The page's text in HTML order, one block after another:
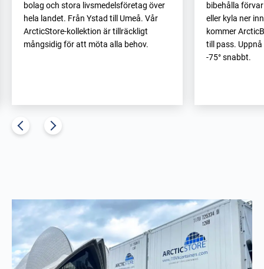
bolag och stora livsmedelsföretag över
hela landet. Från Ystad till Umeå. Vår
ArcticStore-kollektion är tillräckligt
mångsidig för att möta alla behov.
bibehålla
eller kyla ner
kommer
till pass.
-75° snabbt.